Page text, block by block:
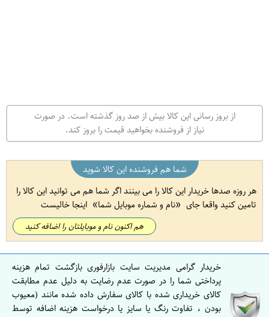
از بروز رسانی این کالا بیش از صد روز گذشته است. در صورت
نیاز از فروشنده بخواهید قیمت را بروز کند.
شما هم فروشنده این کالا شوید
هر روزه صدها خریدار این کالا را می بینند اگر شما هم می توانید این کالا را
تامین کنید واقعا جای
نام و شماره موبایل شما اینجا خالیست
هم اکنون نام و موبایلتان را اضافه کنید
خریدار گرامی مدیریت سایت بازارفوری بازگشت تمام هزینه
پرداختی شما را در صورت عدم رضایت به دلیل عدم مطابقت
کالای خریداری شده با کالای سفارش داده شده مانند (معیوب
بودن ، تفاوت رنگ یا سایز یا درخواست هزینه اضافه توسط